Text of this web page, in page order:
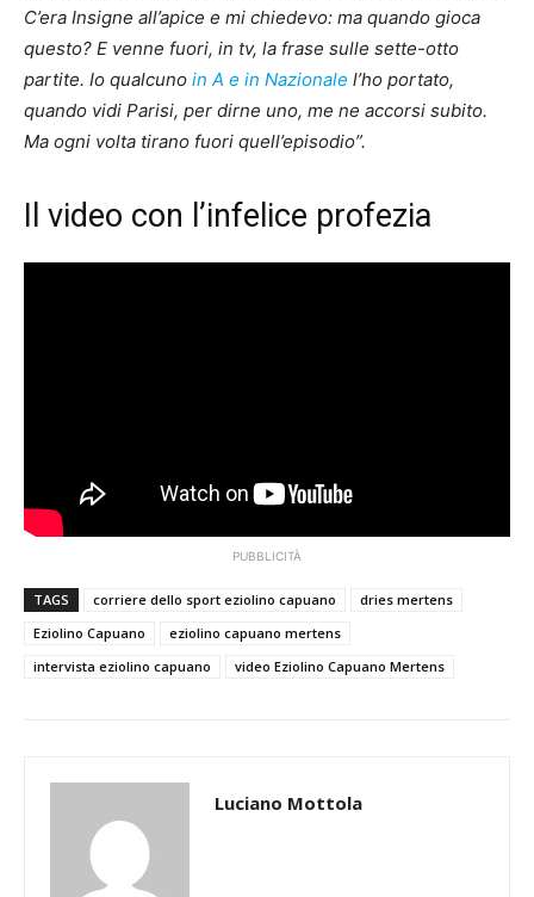
C’era Insigne all’apice e mi chiedevo: ma quando gioca
questo? E venne fuori, in tv, la frase sulle sette-otto
partite. Io qualcuno in A e in Nazionale l’ho portato,
quando vidi Parisi, per dirne uno, me ne accorsi subito.
Ma ogni volta tirano fuori quell’episodio”.
Il video con l’infelice profezia
PUBBLICITÀ
TAGS corriere dello sport eziolino capuano
dries mertens
Eziolino Capuano
eziolino capuano mertens
intervista eziolino capuano
video Eziolino Capuano Mertens
Luciano Mottola